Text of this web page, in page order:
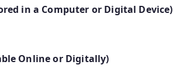
Stored in a Computer or Digital Device)
Online or Digitally)